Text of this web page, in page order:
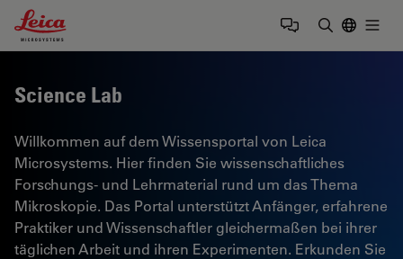
Leica Microsystems Logo
Science Lab
Willkommen auf dem Wissensportal von Leica
Microsystems. Hier finden Sie wissenschaftliches
Forschungs- und Lehrmaterial rund um das Thema
Mikroskopie. Das Portal unterstützt Anfänger, erfahrene
Praktiker und Wissenschaftler gleichermaßen bei ihrer
täglichen Arbeit und ihren Experimenten. Erkunden Sie